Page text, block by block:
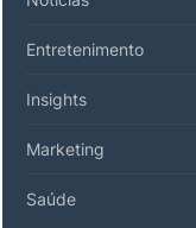
Entretenimento
Insights
Marketing
Saúde